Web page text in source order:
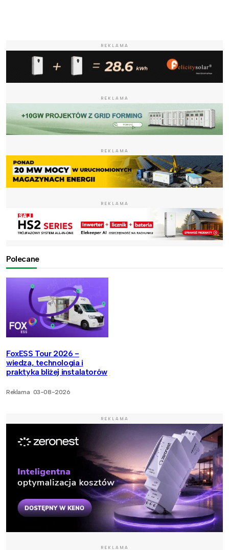
REKLAMA
REKLAMA
REKLAMA
REKLAMA
Polecane
FoxESS Tour 2026 -
wiedza, technologia i
praktyka bliżej instalatorów
Reklama 03-08-2026
REKLAMA
REKLAMA